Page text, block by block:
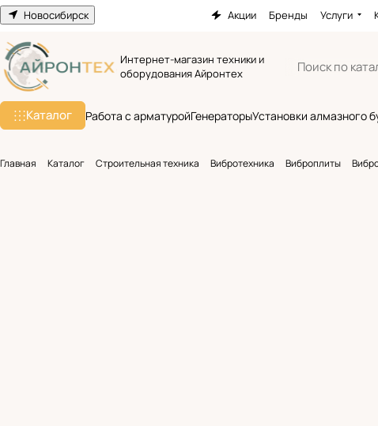
Новосибирск Акции Бренды Услуги
Интернет-магазин техники и
оборудования Айронтех
Каталог Работа с арматуройГенераторыУстановки алмазного
Главная Каталог Строительная техника Вибротехника Виброплиты